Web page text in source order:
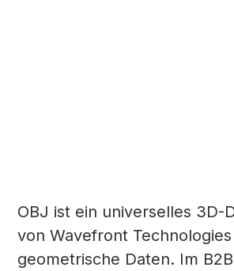
OBJ ist ein universelles 3D-
von Wavefront
geometrische Daten. Im